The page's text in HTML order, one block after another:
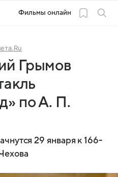
Фильмы онлайн
Грымов
по А. П.
29 января к 166-